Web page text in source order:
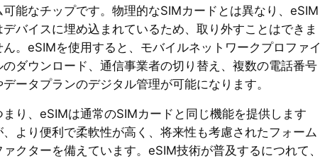
可能なチップです。物理的なSIMカードとは異なり、eSIM
デバイスに埋め込まれているため、取り外すことはできま
ん。eSIMを使用すると、モバイルネットワークプロファイ
のダウンロード、通信事業者の切り替え、複数の電話番号
データプランのデジタル管理が可能になります。
まり、eSIMは通常のSIMカードと同じ機能を提供します
、より便利で柔軟性が高く、将来性も考慮されたフォーム
ァクターを備えています。eSIM技術が普及するにつれて、